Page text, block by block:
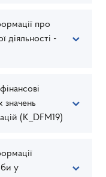
про
діяльності -
значень
(K_DFM19)
у